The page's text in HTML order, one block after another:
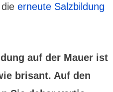
erneute Salz­bi­ldung
auf der Mauer ist
brisant. Auf den